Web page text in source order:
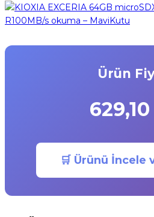
Ürün
629,10
🛒 Ürünü İncele